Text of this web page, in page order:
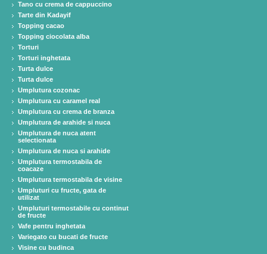
Tano cu crema de cappuccino
Tarte din Kadayif
Topping cacao
Topping ciocolata alba
Torturi
Torturi inghetata
Turta dulce
Turta dulce
Umplutura cozonac
Umplutura cu caramel real
Umplutura cu crema de branza
Umplutura de arahide si nuca
Umplutura de nuca atent
selectionata
Umplutura de nuca si arahide
Umplutura termostabila de
coacaze
Umplutura termostabila de visine
Umpluturi cu fructe, gata de
utilizat
Umpluturi termostabile cu continut
de fructe
Vafe pentru inghetata
Variegato cu bucati de fructe
Visine cu budinca